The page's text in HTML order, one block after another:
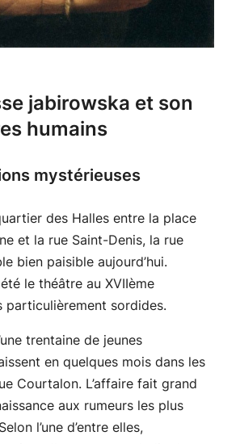
jabirowska et son
humains
mystérieuses
des Halles entre la place
et la rue Saint-Denis, la rue
bien paisible aujourd’hui.
le théâtre au XVIIème
particulièrement sordides.
trentaine de jeunes
en quelques mois dans les
Courtalon. L’affaire fait grand
aux rumeurs les plus
l’une d’entre elles,